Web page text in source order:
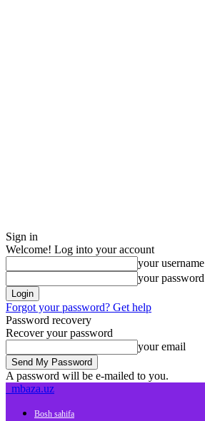
Sign in
Welcome! Log into your account
your username
your password
Forgot your password? Get help
Password recovery
Recover your password
your email
A password will be e-mailed to you.
mbaza.uz
Bosh sahifa